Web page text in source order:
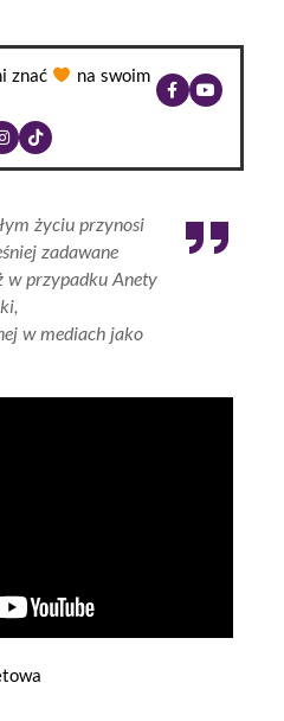
znać
na swoim
życiu przynosi
zadawane
w przypadku Anety
w mediach jako